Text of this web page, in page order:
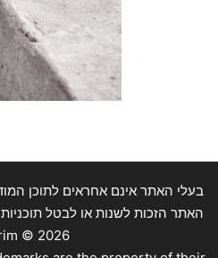
בעלי האתר אינם אחראים לתוכן
האתר הזכות לשנות או לבטל
© 2026